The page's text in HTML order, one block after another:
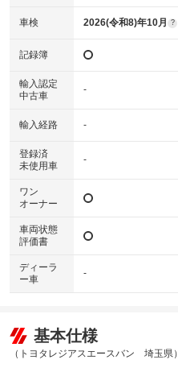
車検 2026(令和8)年10月 ?
記録簿
輸入認定
中古車
-
輸入経路 -
登録済
未使用車
-
ワン
オーナー
車両状態
評価書
ディーラ
ー車
-
基本仕様
（トヨタレジアスエースバン 埼玉県）